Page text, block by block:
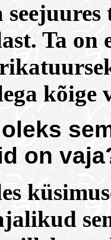
Ta on
kõige
on